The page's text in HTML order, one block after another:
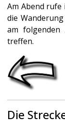
Am Abend rufe
die
am
treffen.
Die